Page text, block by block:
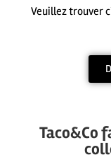
Veuillez trouver
Taco&Co